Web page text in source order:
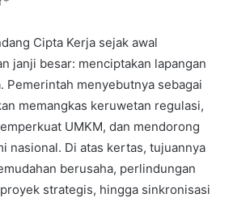
Cipta Kerja sejak awal
janji besar: menciptakan lapangan
Pemerintah menyebutnya sebagai
memangkas keruwetan regulasi,
UMKM, dan mendorong
nasional. Di atas kertas, tujuannya
berusaha, perlindungan
strategis, hingga sinkronisasi